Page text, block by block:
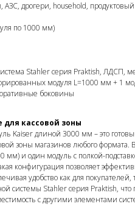
АЗС, дрогери, household,
по 1000 мм)
Stahler серия Praktish, ЛДСП,
модуля L=1000 мм + 1
боковины
кассовой зоны
Kaiser длиной 3000 мм – это
зоны магазинов любого формата.
и один модуль с полкой-
конфигурация позволяет
удобство как для покупателей,
системы Stahler серия Praktish, что
с другими элементами